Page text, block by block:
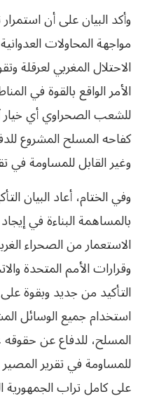
وأكد البيان على أن
مواجهة المحاولات
الاحتلال المغربي لعرقلة
الأمر الواقع بالقوة في
للشعب الصحراوي أي
كفاحه المسلح المشروع
وغير القابل للمساومة في
وفي الختام، أعاد البيان
بالمساهمة البناءة في
الاستعمار من الصحراء
وقرارات الأمم المتحدة
التأكيد من جديد وبقوة
استخدام جميع الوسائل
المسلح، للدفاع عن حقوقه
للمساومة في تقرير
على كامل تراب الجمهورية